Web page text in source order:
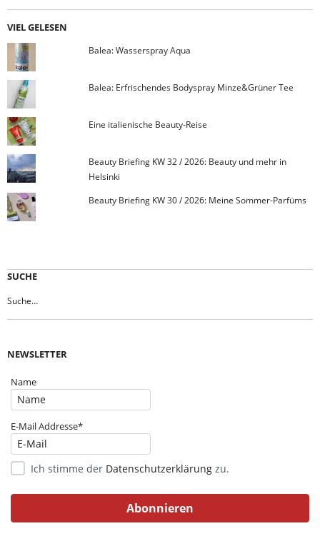
VIEL GELESEN
Balea: Wasserspray Aqua
Balea: Erfrischendes Bodyspray Minze&Grüner Tee
Eine italienische Beauty-Reise
Beauty Briefing KW 32 / 2026: Beauty und mehr in
Helsinki
Beauty Briefing KW 30 / 2026: Meine Sommer-Parfüms
SUCHE
NEWSLETTER
Name
E-Mail Addresse*
Ich stimme der Datenschutzerklärung zu.